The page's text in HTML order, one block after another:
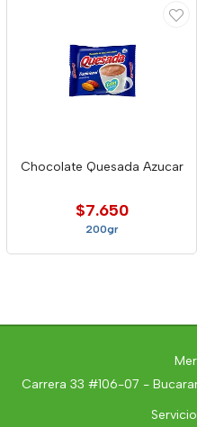
Chocolate Quesada Azucar
$7.650
200gr
Carrera 33 #106-07 -